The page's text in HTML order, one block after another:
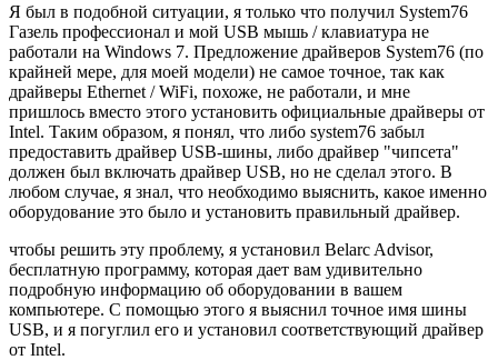
Я был в подобной ситуации, я только что получил System76
Газель профессионал и мой USB мышь / клавиатура не
работали на Windows 7. Предложение драйверов System76 (по
крайней мере, для моей модели) не самое точное, так как
драйверы Ethernet / WiFi, похоже, не работали, и мне
пришлось вместо этого установить официальные драйверы от
Intel. Таким образом, я понял, что либо system76 забыл
предоставить драйвер USB-шины, либо драйвер "чипсета"
должен был включать драйвер USB, но не сделал этого. В
любом случае, я знал, что необходимо выяснить, какое именно
оборудование это было и установить правильный драйвер.
чтобы решить эту проблему, я установил Belarc Advisor,
бесплатную программу, которая дает вам удивительно
подробную информацию об оборудовании в вашем
компьютере. С помощью этого я выяснил точное имя шины
USB, и я погуглил его и установил соответствующий драйвер
от Intel.